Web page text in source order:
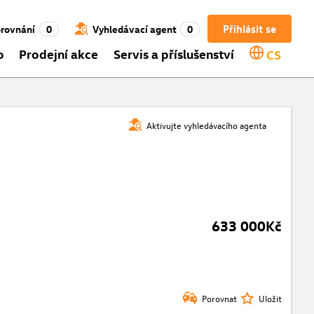
Přihlásit se
0 Vyhledávací agent 0
Prodejní akce Servis a příslušenství CS
Aktivujte vyhledávacího agenta
633 000Kč
Porovnat Uložit